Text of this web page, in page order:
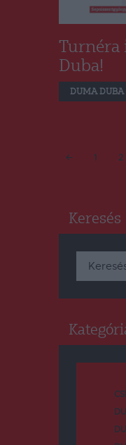
Turnéra
Duba!
DUMA DUBA
PAGE
1 2
Keresés
Keresés: